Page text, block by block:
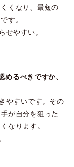
くなり、最短の
す。
せやすい。
るべきですか、
やすいです。その
が自分を狙った
なります。